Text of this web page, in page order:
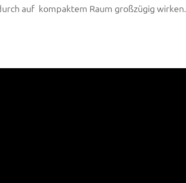
auf kompaktem Raum großzügig wirken.